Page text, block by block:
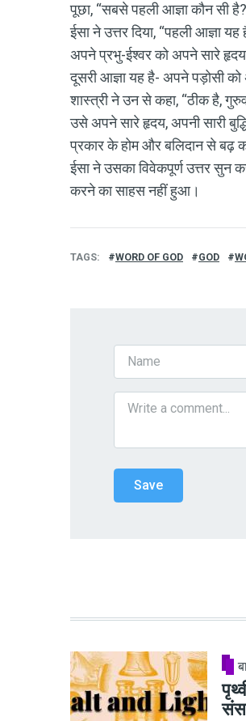
पूछा, “सबसे पहली आज्ञा कौन सी
ईसा ने उत्तर दिया, “पहली आज्ञा
अपने प्रभु-ईश्वर को अपने सारे हृदय,
दूसरी आज्ञा यह है- अपने पड़ोसी
शास्त्री ने उन से कहा, “ठीक है,
उसे अपने सारे हृदय, अपनी सारी
प्रकार के होम और बलिदान से बढ़
ईसा ने उसका विवेकपूर्ण उत्तर सुन
करने का साहस नहीं हुआ।
TAGS WORD OF GOD GOD